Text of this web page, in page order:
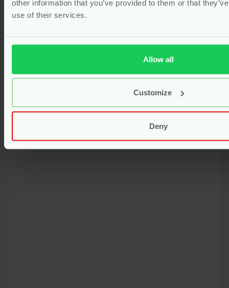
other information that you’ve provided to them or that
use of their services.
Allow all
Customize
Deny
Gewaardeerd5.00uit 5